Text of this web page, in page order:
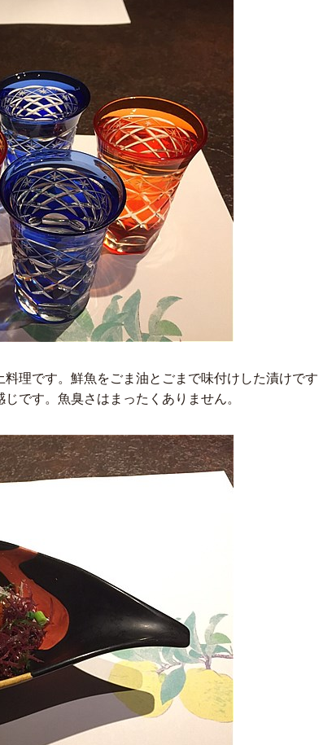
理です。鮮魚をごま油とごまで味付けした漬けです
です。魚臭さはまったくありません。